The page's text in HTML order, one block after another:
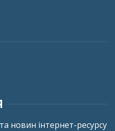
новин інтернет-ресурсу